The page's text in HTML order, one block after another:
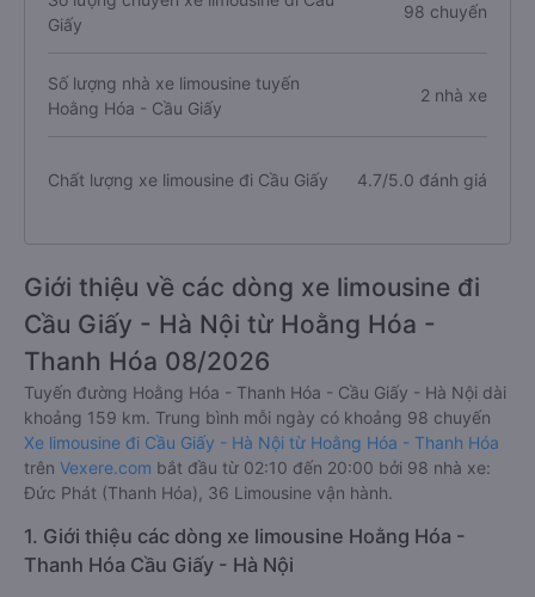
Giấy
98 chuyến
Số lượng nhà xe limousine tuyến
Hoằng Hóa - Cầu Giấy
2 nhà xe
Chất lượng xe limousine đi Cầu Giấy 4.7/5.0 đánh giá
Giới thiệu về các dòng xe limousine đi
Cầu Giấy - Hà Nội từ Hoằng Hóa -
Thanh Hóa 08/2026
Tuyến đường Hoằng Hóa - Thanh Hóa - Cầu Giấy - Hà Nội dài
khoảng 159 km. Trung bình mỗi ngày có khoảng 98 chuyến
Xe limousine đi Cầu Giấy - Hà Nội từ Hoằng Hóa - Thanh Hóa
trên Vexere.com bắt đầu từ 02:10 đến 20:00 bởi 98 nhà xe:
Đức Phát (Thanh Hóa), 36 Limousine vận hành.
1. Giới thiệu các dòng xe limousine Hoằng Hóa -
Thanh Hóa Cầu Giấy - Hà Nội